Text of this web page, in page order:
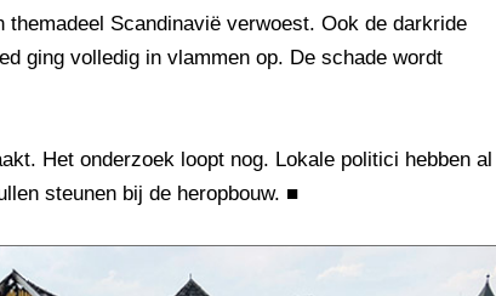
themadeel Scandinavië verwoest. Ook de darkride
ging volledig in vlammen op. De schade wordt
Het onderzoek loopt nog. Lokale politici hebben al
steunen bij de heropbouw. ■